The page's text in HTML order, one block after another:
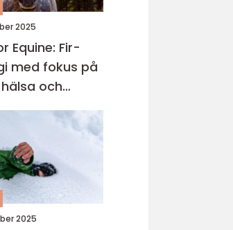
2025
Equine: Fir-
med fokus på
och
2025